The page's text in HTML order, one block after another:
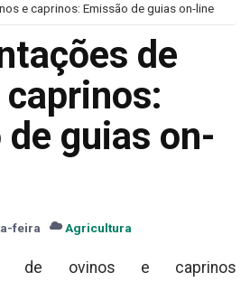
e caprinos: Emissão de guias on-line
de
de guias on-
feira Agricultura
de ovinos e caprinos